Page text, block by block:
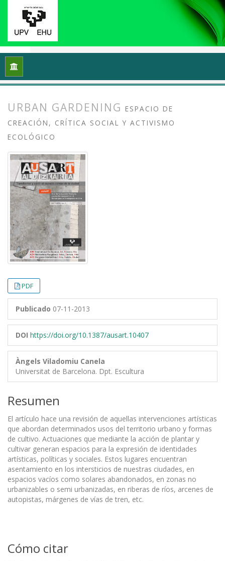
Inicio
URBAN GARDENING ESPACIO DE
CREACIÓN, CRÍTICA SOCIAL Y ACTIVISMO
ECOLÓGICO
PDF
Publicado 07-11-2013
DOI https://doi.org/10.1387/ausart.10407
Àngels Viladomiu Canela
Universitat de Barcelona. Dpt. Escultura
Resumen
El artículo hace una revisión de aquellas intervenciones artísticas
que abordan determinados usos del territorio urbano y formas
de cultivo. Actuaciones que mediante la acción de plantar y
cultivar generan espacios para la expresión de identidades
artísticas, políticas y sociales. Estos lugares encuentran
asentamiento en los intersticios de nuestras ciudades, en
espacios vacíos como solares abandonados, en zonas no
urbanizables o semi urbanizadas, en riberas de ríos, arcenes de
autopistas, márgenes de vías de tren, etc.
Cómo citar